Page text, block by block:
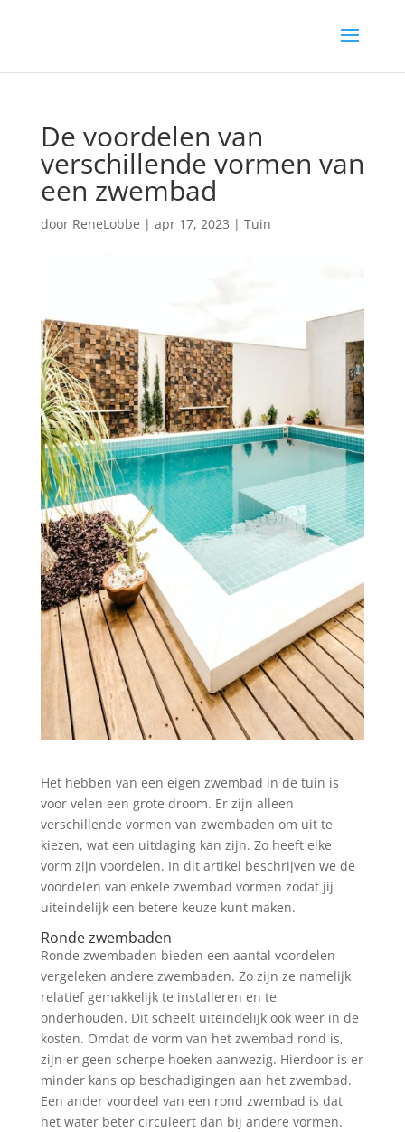
De voordelen van
verschillende vormen van
een zwembad
door ReneLobbe | apr 17, 2023 | Tuin
Het hebben van een eigen zwembad in de tuin is
voor velen een grote droom. Er zijn alleen
verschillende vormen van zwembaden om uit te
kiezen, wat een uitdaging kan zijn. Zo heeft elke
vorm zijn voordelen. In dit artikel beschrijven we de
voordelen van enkele zwembad vormen zodat jij
uiteindelijk een betere keuze kunt maken.
Ronde zwembaden
Ronde zwembaden bieden een aantal voordelen
vergeleken andere zwembaden. Zo zijn ze namelijk
relatief gemakkelijk te installeren en te
onderhouden. Dit scheelt uiteindelijk ook weer in de
kosten. Omdat de vorm van het zwembad rond is,
zijn er geen scherpe hoeken aanwezig. Hierdoor is er
minder kans op beschadigingen aan het zwembad.
Een ander voordeel van een rond zwembad is dat
het water beter circuleert dan bij andere vormen.